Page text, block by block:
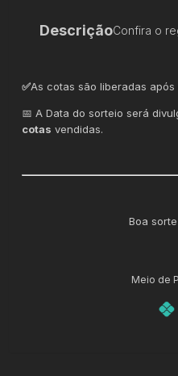
DescriçãoConfira o
✅As cotas são liberadas após
📅 A Data do sorteio será
cotas vendidas.
Boa
Meio de